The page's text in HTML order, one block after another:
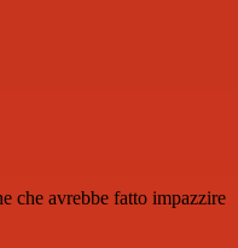
che avrebbe fatto impazzire